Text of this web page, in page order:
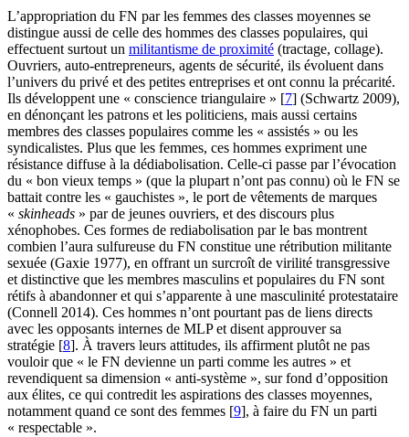
L’appropriation du FN par les femmes des classes moyennes se
distingue aussi de celle des hommes des classes populaires, qui
effectuent surtout un militantisme de proximité (tractage, collage).
Ouvriers, auto‑entrepreneurs, agents de sécurité, ils évoluent dans
l’univers du privé et des petites entreprises et ont connu la précarité.
Ils développent une « conscience triangulaire » [7] (Schwartz 2009),
en dénonçant les patrons et les politiciens, mais aussi certains
membres des classes populaires comme les « assistés » ou les
syndicalistes. Plus que les femmes, ces hommes expriment une
résistance diffuse à la dédiabolisation. Celle-ci passe par l’évocation
du « bon vieux temps » (que la plupart n’ont pas connu) où le FN se
battait contre les « gauchistes », le port de vêtements de marques
« skinheads » par de jeunes ouvriers, et des discours plus
xénophobes. Ces formes de rediabolisation par le bas montrent
combien l’aura sulfureuse du FN constitue une rétribution militante
sexuée (Gaxie 1977), en offrant un surcroît de virilité transgressive
et distinctive que les membres masculins et populaires du FN sont
rétifs à abandonner et qui s’apparente à une masculinité protestataire
(Connell 2014). Ces hommes n’ont pourtant pas de liens directs
avec les opposants internes de MLP et disent approuver sa
stratégie [8]. À travers leurs attitudes, ils affirment plutôt ne pas
vouloir que « le FN devienne un parti comme les autres » et
revendiquent sa dimension « anti-système », sur fond d’opposition
aux élites, ce qui contredit les aspirations des classes moyennes,
notamment quand ce sont des femmes [9], à faire du FN un parti
« respectable ».